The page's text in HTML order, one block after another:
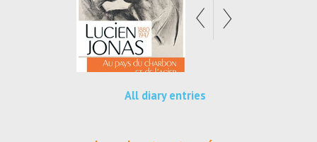
All diary entries